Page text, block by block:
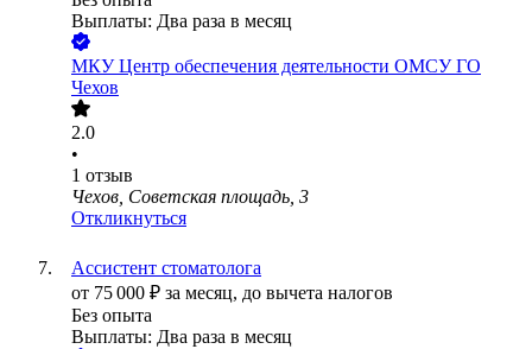
Выплаты: Два раза в месяц
МКУ Центр обеспечения деятельности ОМСУ ГО
Чехов
2.0
•
1 отзыв
Чехов, Советская площадь, 3
Откликнуться
Ассистент стоматолога
от 75 000 ₽ за месяц, до вычета налогов
Без опыта
Выплаты: Два раза в месяц